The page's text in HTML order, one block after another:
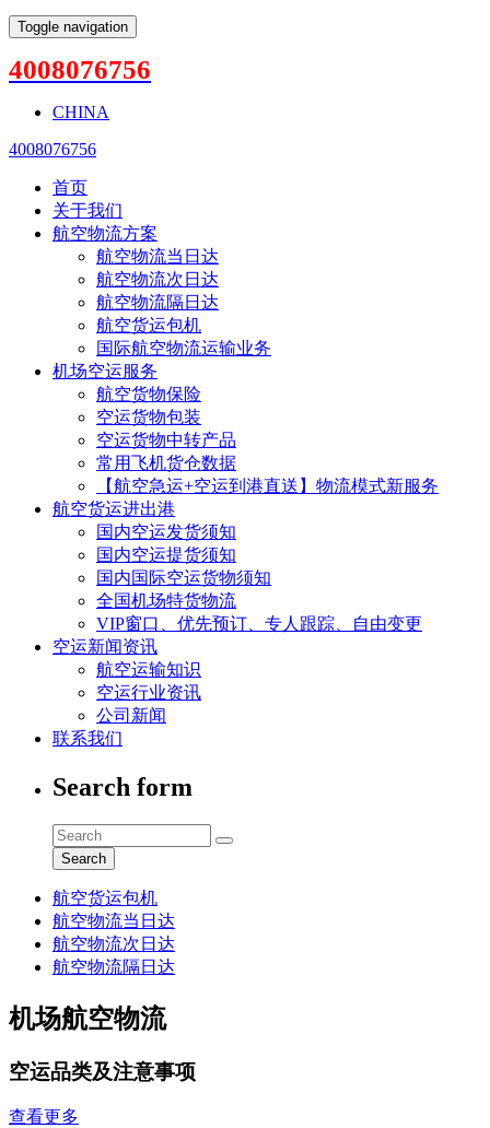
Toggle navigation
4008076756
CHINA
4008076756
首页
关于我们
航空物流方案
航空物流当日达
航空物流次日达
航空物流隔日达
航空货运包机
国际航空物流运输业务
机场空运服务
航空货物保险
空运货物包装
空运货物中转产品
常用飞机货仓数据
【航空急运+空运到港直送】物流模式新服务
航空货运进出港
国内空运发货须知
国内空运提货须知
国内国际空运货物须知
全国机场特货物流
VIP窗口、优先预订、专人跟踪、自由变更
空运新闻资讯
航空运输知识
空运行业资讯
公司新闻
联系我们
Search form
Search
航空货运包机
航空物流当日达
航空物流次日达
航空物流隔日达
机场航空物流
空运品类及注意事项
查看更多